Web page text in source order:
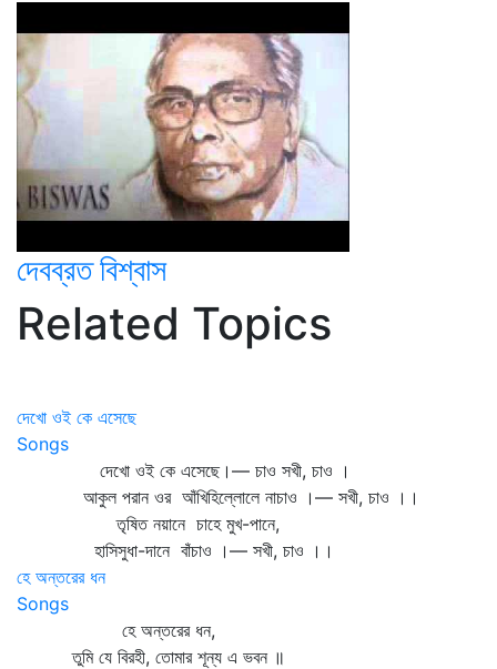
দেবব্রত বিশ্বাস
Related Topics
দেখো ওই কে এসেছে
Songs
দেখো ওই কে এসেছে।— চাও সখী, চাও ।
আকুল পরান ওর আঁখিহিল্লোলে নাচাও ।— সখী, চাও ।।
তৃষিত নয়ানে চাহে মুখ-পানে,
হাসিসুধা-দানে বাঁচাও ।— সখী, চাও ।।
হে অন্তরের ধন
Songs
হে অন্তরের ধন,
তুমি যে বিরহী, তোমার শূন্য এ ভবন ॥